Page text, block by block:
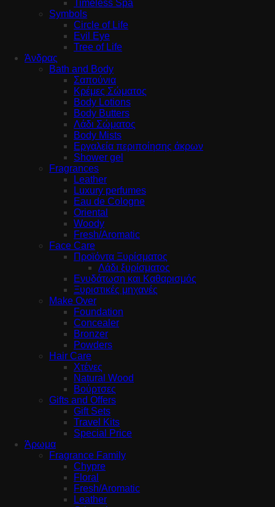
Timeless Spa
Symbols
Circle of Life
Evil Eye
Tree of Life
Άνδρας
Bath and Body
Σαπούνια
Κρέμες Σώματος
Body Lotions
Body Butters
Λάδι Σώματος
Body Mists
Εργαλεία περιποίησης άκρων
Shower gel
Fragrances
Leather
Luxury perfumes
Eau de Cologne
Oriental
Woody
Fresh/Aromatic
Face Care
Προϊόντα Ξυρίσματος
Λάδι ξυρίσματος
Ενυδάτωση και Καθαρισμός
Ξυριστικές μηχανές
Make Over
Foundation
Concealer
Bronzer
Powders
Hair Care
Χτένες
Natural Wood
Βούρτσες
Gifts and Offers
Gift Sets
Travel Kits
Special Price
Άρωμα
Fragrance Family
Chypre
Floral
Fresh/Aromatic
Leather